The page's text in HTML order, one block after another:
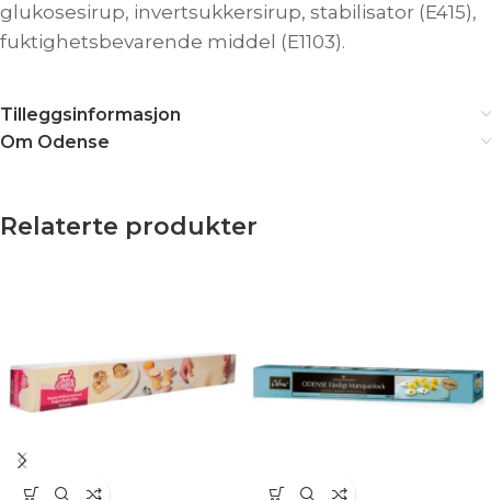
glukosesirup, invertsukkersirup, stabilisator (E415),
fuktighetsbevarende middel (E1103).
Tilleggsinformasjon
Om Odense
Relaterte produkter